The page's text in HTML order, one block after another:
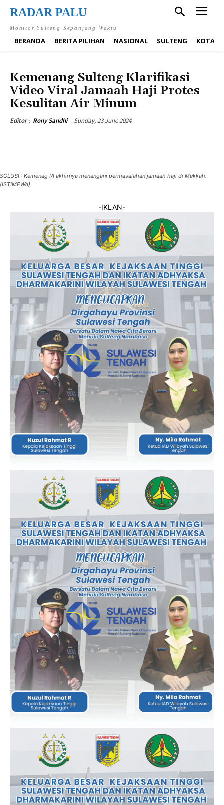
RADAR PALU
Monitor Sulteng Sepanjang Waktu
BERANDA BERITA PILIHAN NASIONAL SULTENG KOTA
Kemenang Sulteng Klarifikasi
Video Viral Jamaah Haji Protes
Kesulitan Air Minum
Editor : Rony Sandhi Sunday, 23 June 2024
SOLUSI : Kemenag RI akhirnya menangani permasalahan jamaah haji di Mekkah.
(ISTIMEWA)
-IKLAN-